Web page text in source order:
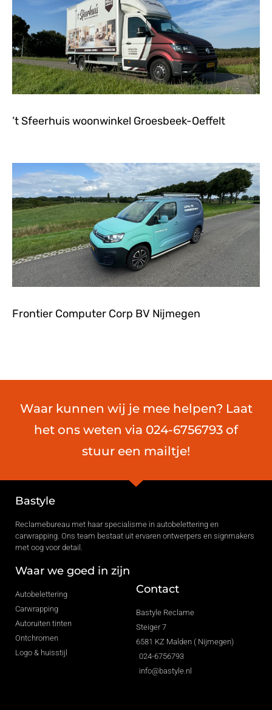
’t Sfeerhuis woonwinkel Groesbeek-Oeffelt
Frontier Computer Corp BV Nijmegen
Waar kunnen wij je mee helpen? Laat
het ons weten via 024-6756793 of
stuur een mailtje!
Bastyle
Reclamebureau met haar specialisme in autobelettering en
carwrapping. Ons team bestaat uit ervaren ontwerpers en signmakers
met oog voor detail.
Waar we goed in zijn
Autobelettering
Carwrapping
Autoruiten tinten
Ontchromen
Logo & huisstijl
Contact
Bastyle Reclame
Steiger 7
6581 KZ Malden ( Nijmegen)
024-6756793
info@bastyle.nl